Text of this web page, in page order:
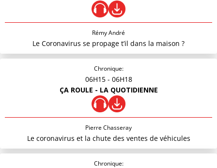
Rémy André
Le Coronavirus se propage t’il dans la maison ?
Chronique:
06H15 - 06H18
ÇA ROULE - LA QUOTIDIENNE
Pierre Chasseray
Le coronavirus et la chute des ventes de véhicules
Chronique: